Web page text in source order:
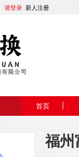
请登录 新人注册
首页
福州